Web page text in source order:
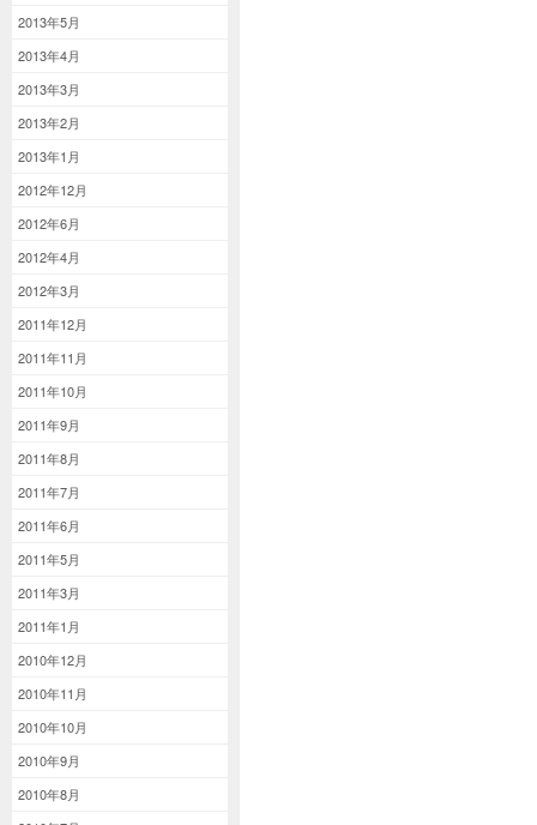
2013年5月
2013年4月
2013年3月
2013年2月
2013年1月
2012年12月
2012年6月
2012年4月
2012年3月
2011年12月
2011年11月
2011年10月
2011年9月
2011年8月
2011年7月
2011年6月
2011年5月
2011年3月
2011年1月
2010年12月
2010年11月
2010年10月
2010年9月
2010年8月